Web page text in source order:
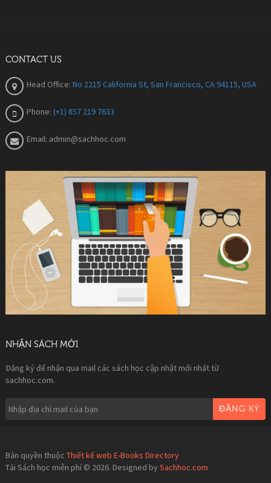
CONTACT US
Head Office: No 2215 California St, San Francisco, CA 94115, USA
Phone: (+1) 857 219 7633
Email: admin@sachhoc.com
NHẬN SÁCH MỚI
Đăng ký để nhận qua mail các sách học cập nhật mới nhất từ
sachhoc.com.
ĐĂNG KÝ
Bản quyền thuộc Thiết kế web E-Books Directory
Tải Sách học miễn phí © 2026. Designed by Sachhoc.com